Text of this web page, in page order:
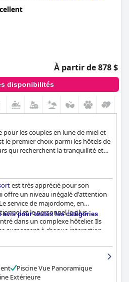
À partir de 878 $
disponibilités
les couples en lune de miel et
le premier choix parmi les hôtels de
qui recherchent la tranquillité et
est très apprécié pour son
offre un niveau inégalé d'attention
service de majordome, en
et le personnel le plus
dans un complexe hôtelier. Ils
surpassent à chaque interaction.
connu des problèmes mineurs de
d'amabilité du personnel le
ont toujours été serviables et
personnel de Sugar Beach est loué
à la clientèle.
avis pour toutes les catégories
Piscine Vue Panoramique
Extérieure